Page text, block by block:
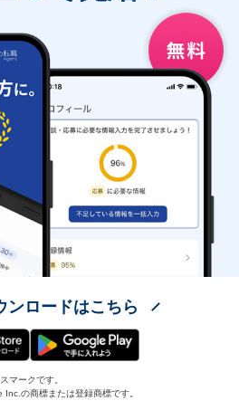
ンロードはこちら
マークです。
の商標または登録商標です。